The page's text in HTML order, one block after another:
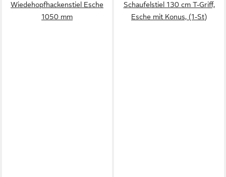
Wiedehopfhackenstiel Esche
1050 mm
Schaufelstiel 130 cm T-Griff,
Esche mit Konus, (1-St)